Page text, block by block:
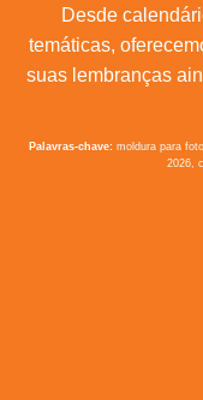
Desde
temáticas,
suas lembranças
Palavras-chave:moldura para
2026,